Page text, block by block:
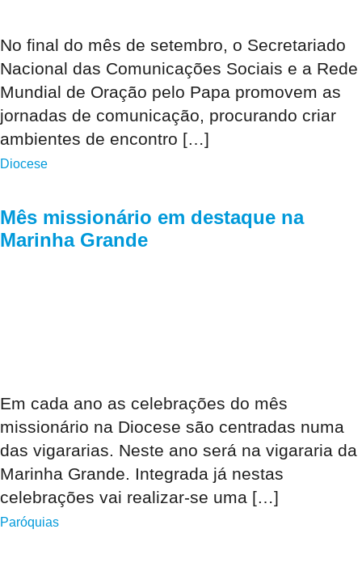
No final do mês de setembro, o Secretariado
Nacional das Comunicações Sociais e a Rede
Mundial de Oração pelo Papa promovem as
jornadas de comunicação, procurando criar
ambientes de encontro […]
Diocese
Mês missionário em destaque na
Marinha Grande
Em cada ano as celebrações do mês
missionário na Diocese são centradas numa
das vigararias. Neste ano será na vigararia da
Marinha Grande. Integrada já nestas
celebrações vai realizar-se uma […]
Paróquias